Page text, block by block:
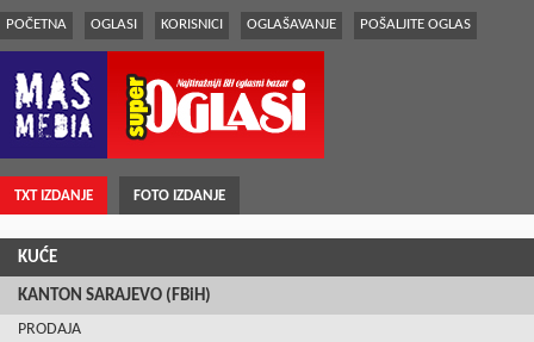
POČETNA OGLASI KORISNICI OGLAŠAVANJE POŠALJITE OGLAS
TXT IZDANJE FOTO IZDANJE
KUĆE
KANTON SARAJEVO (FBiH)
PRODAJA